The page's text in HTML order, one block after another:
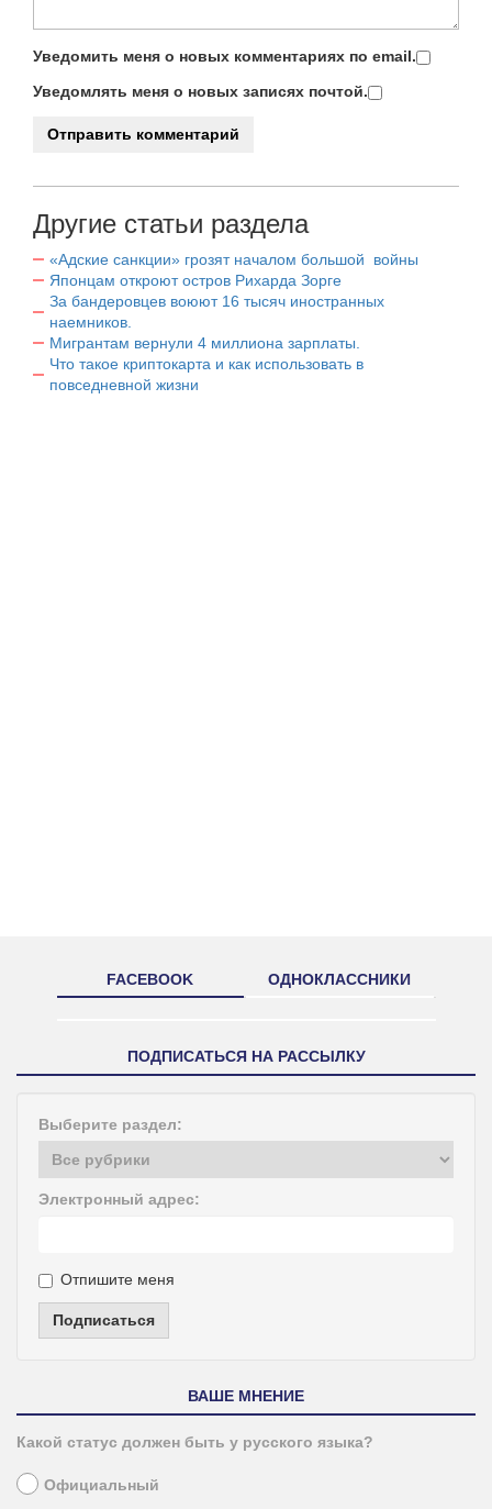
Уведомить меня о новых комментариях по email.
Уведомлять меня о новых записях почтой.
Другие статьи раздела
«Адские санкции» грозят началом большой войны
Японцам откроют остров Рихарда Зорге
За бандеровцев воюют 16 тысяч иностранных
наемников.
Мигрантам вернули 4 миллиона зарплаты.
Что такое криптокарта и как использовать в
повседневной жизни
FACEBOOK ОДНОКЛАССНИКИ
ПОДПИСАТЬСЯ НА РАССЫЛКУ
Выберите раздел:
Электронный адрес:
Отпишите меня
Подписаться
ВАШЕ МНЕНИЕ
Какой статус должен быть у русского языка?
Официальный